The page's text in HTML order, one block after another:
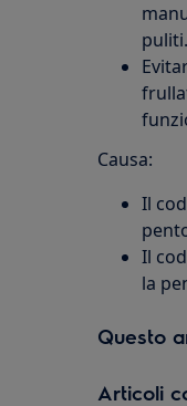
puliti.
Causa:
Il
Il
la
Questo
Articoli